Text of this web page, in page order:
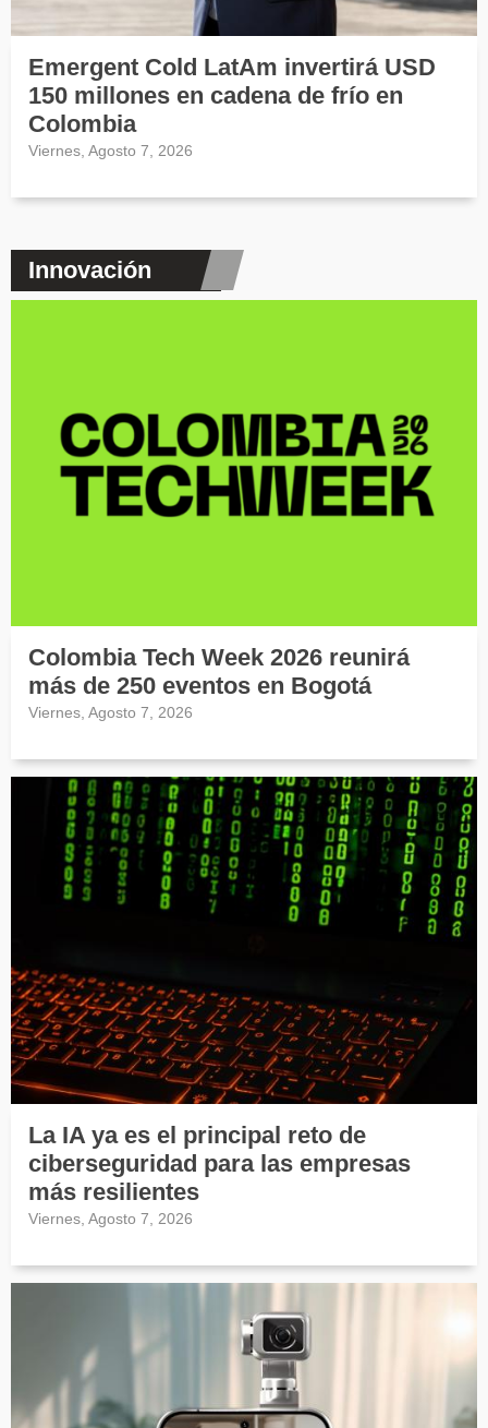
Emergent Cold LatAm invertirá USD
150 millones en cadena de frío en
Colombia
Viernes, Agosto 7, 2026
Innovación
Colombia Tech Week 2026 reunirá
más de 250 eventos en Bogotá
Viernes, Agosto 7, 2026
La IA ya es el principal reto de
ciberseguridad para las empresas
más resilientes
Viernes, Agosto 7, 2026